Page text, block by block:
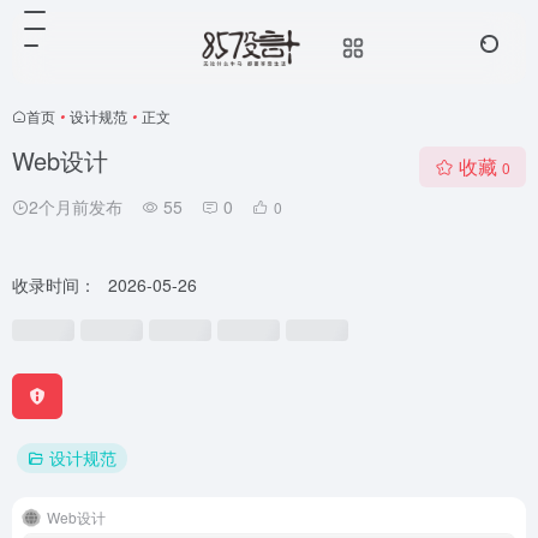
首页 • 设计规范 • 正文
Web设计
2个月前发布 55 0 0
收藏 0
收录时间： 2026-05-26
设计规范
Web设计